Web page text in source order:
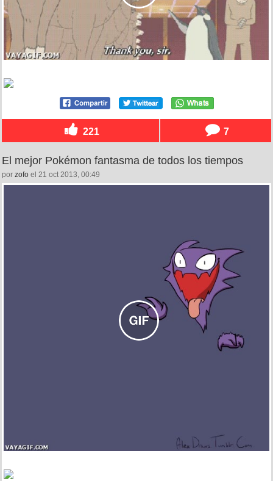
221 7
El mejor Pokémon fantasma de todos los tiempos
por zofo el 21 oct 2013, 00:49